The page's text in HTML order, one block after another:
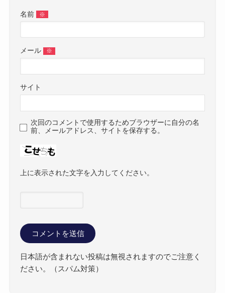
名前 ※
メール ※
サイト
次回のコメントで使用するためブラウザーに自分の名
前、メールアドレス、サイトを保存する。
上に表示された文字を入力してください。
日本語が含まれない投稿は無視されますのでご注意く
ださい。（スパム対策）